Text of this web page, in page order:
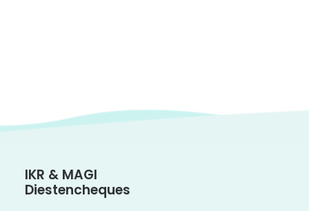
IKR & MAGI
Diestencheques